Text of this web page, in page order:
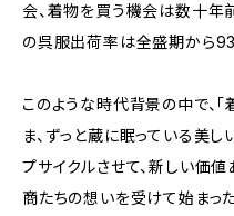
会、着物を買う機会は数十年
の呉服出荷率は全盛期から
このような時代背景の中で、
ま、ずっと蔵に眠っている美
プサイクルさせて、新しい価
商たちの想いを受けて始まっ